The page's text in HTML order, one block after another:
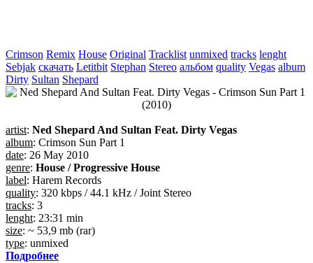
Crimson Remix House Original Tracklist unmixed tracks lenght
Sebjak скачать Letitbit Stephan Stereo альбом quality Vegas album
Dirty Sultan Shepard
artist: Ned Shepard And Sultan Feat. Dirty Vegas
album: Crimson Sun Part 1
date: 26 May 2010
genre: House / Progressive House
label: Harem Records
quality: 320 kbps / 44.1 kHz / Joint Stereo
tracks: 3
lenght: 23:31 min
size: ~ 53,9 mb (rar)
type: unmixed
Подробнее